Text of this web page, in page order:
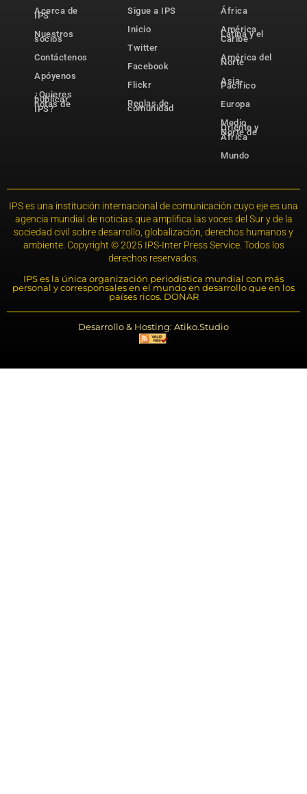
Acerca de
IPS
Nuestros
socios
Contáctenos
Apóyenos
¿Quieres
publicar
notas de
IPS?
Sigue a IPS
Inicio
Twitter
Facebook
Flickr
Reglas de
comunidad
África
América
Latina y el
Caribe
América del
Norte
Asia-
Pacífico
Europa
Medio
Oriente y
Norte de
África
Mundo
IPS es una institución internacional de comunicación cuyo eje es una
agencia mundial de noticias que amplifica las voces del Sur y de la
sociedad civil sobre desarrollo, globalización, derechos humanos y
ambiente. Copyright © 2025 IPS-Inter Press Service. Todos los
derechos reservados.
IPS es la única organización periodística mundial con más
personal y corresponsales en el mundo en desarrollo que en los
países ricos. DONAR
Desarrollo & Hosting: Atiko.Studio